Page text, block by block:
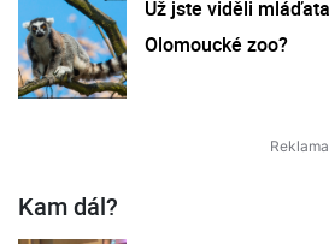
Už jste viděli
Olomoucké zoo?
Kam dál?